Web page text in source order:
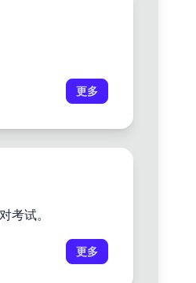
更多
考试。
更多